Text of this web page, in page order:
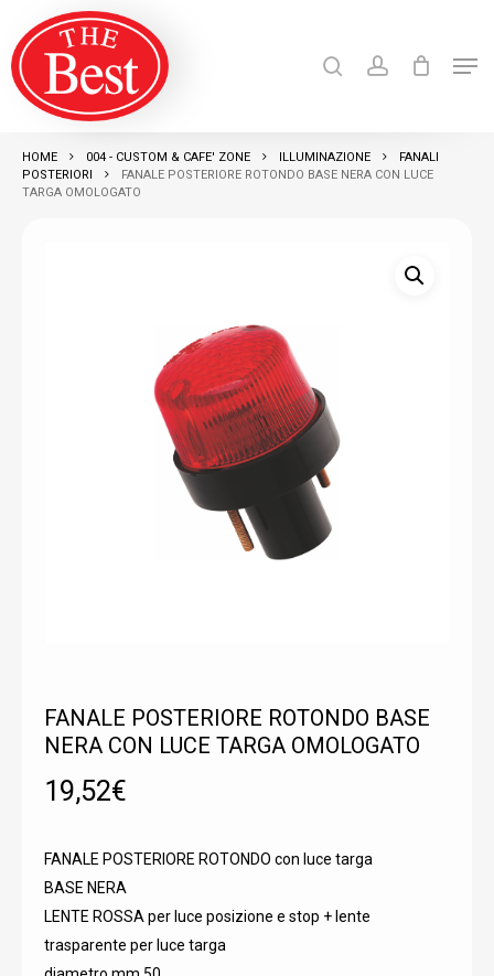
main
content
Products
search
HOME 004 - CUSTOM & CAFE' ZONE ILLUMINAZIONE
FANALI
POSTERIORI
FANALE POSTERIORE ROTONDO BASE NERA CON LUCE
TARGA OMOLOGATO
FANALE POSTERIORE ROTONDO BASE
NERA CON LUCE TARGA OMOLOGATO
19,52€
FANALE POSTERIORE ROTONDO con luce targa
BASE NERA
LENTE ROSSA per luce posizione e stop + lente
trasparente per luce targa
Close